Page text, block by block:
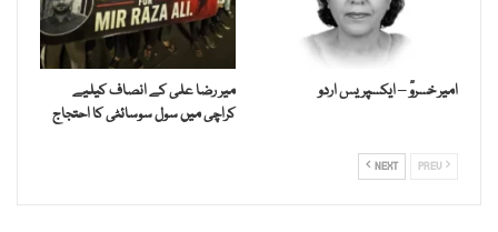
امیر خسروؒ – ایکسپریس اردو
میر رضا علی کے انصاف کیلیے
کراچی میں سول سوسائٹی کا احتجاج
NEXT